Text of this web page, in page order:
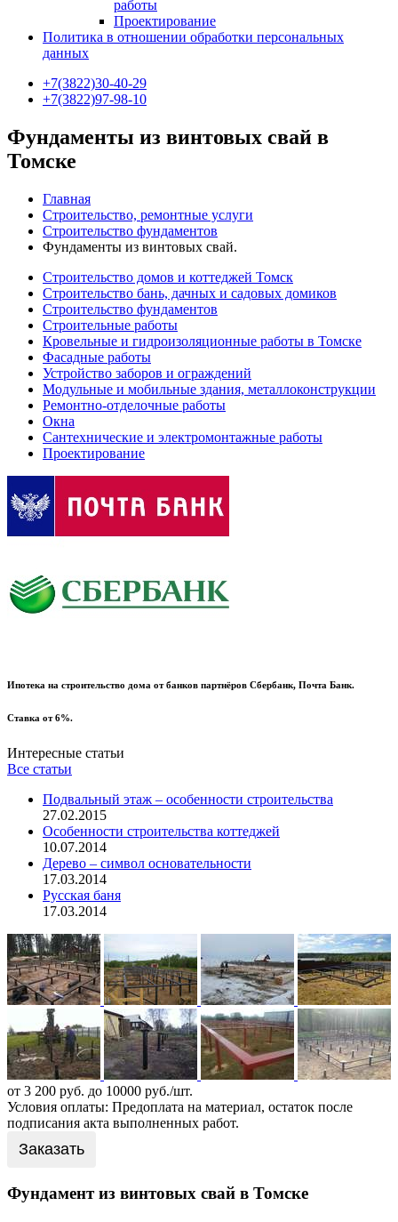
работы
Проектирование
Политика в отношении обработки персональных
данных
+7(3822)30-40-29
+7(3822)97-98-10
Фундаменты из винтовых свай в
Томске
Главная
Строительство, ремонтные услуги
Строительство фундаментов
Фундаменты из винтовых свай.
Строительство домов и коттеджей Томск
Строительство бань, дачных и садовых домиков
Строительство фундаментов
Строительные работы
Кровельные и гидроизоляционные работы в Томске
Фасадные работы
Устройство заборов и ограждений
Модульные и мобильные здания, металлоконструкции
Ремонтно-отделочные работы
Окна
Сантехнические и электромонтажные работы
Проектирование
Ипотека на строительство дома от банков партнёров Сбербанк, Почта Банк.
Ставка от 6%.
Интересные статьи
Все статьи
Подвальный этаж – особенности строительства
27.02.2015
Особенности строительства коттеджей
10.07.2014
Дерево – символ основательности
17.03.2014
Русская баня
17.03.2014
от 3 200 руб. до 10000 руб./шт.
Условия оплаты: Предоплата на материал, остаток после
подписания акта выполненных работ.
Заказать
Фундамент из винтовых свай в Томске